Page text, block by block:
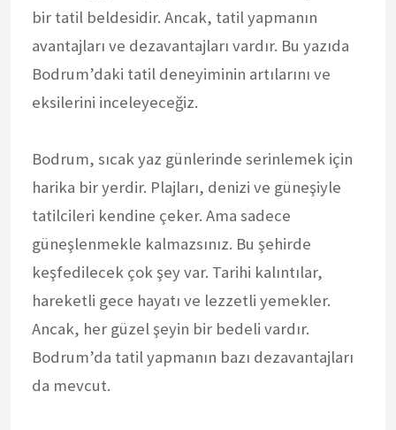
bir tatil beldesidir. Ancak, tatil yapmanın
avantajları ve dezavantajları vardır. Bu yazıda
Bodrum’daki tatil deneyiminin artılarını ve
eksilerini inceleyeceğiz.
Bodrum, sıcak yaz günlerinde serinlemek için
harika bir yerdir. Plajları, denizi ve güneşiyle
tatilcileri kendine çeker. Ama sadece
güneşlenmekle kalmazsınız. Bu şehirde
keşfedilecek çok şey var. Tarihi kalıntılar,
hareketli gece hayatı ve lezzetli yemekler.
Ancak, her güzel şeyin bir bedeli vardır.
Bodrum’da tatil yapmanın bazı dezavantajları
da mevcut.